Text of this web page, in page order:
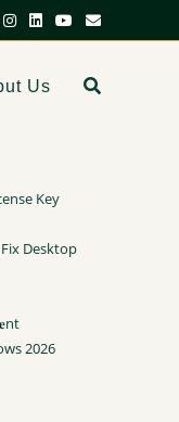
Us
Key
Desktop
2026